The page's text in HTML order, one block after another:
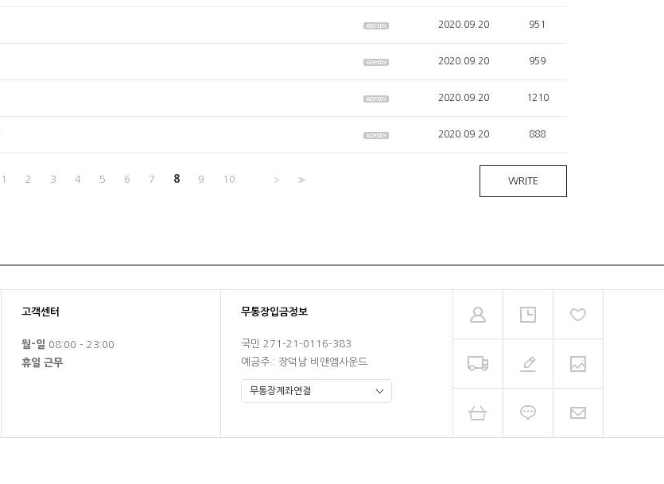
2020.09.20 951
2020.09.20 959
2020.09.20 1210
2020.09.20 888
WRITE
1 2 3 4 5 6 7 8 9 10 > >>
고객센터
월-일 08:00 - 23:00
휴일 근무
무통장입금정보
국민 271-21-0116-383
예금주 : 장덕남 비앤엠사운드